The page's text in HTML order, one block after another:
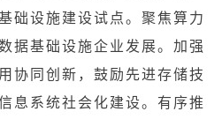
础设施建设试点。聚焦算力
据基础设施企业发展。加强
协同创新，鼓励先进存储技
息系统社会化建设。有序推